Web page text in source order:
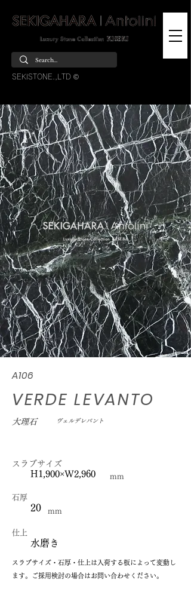
SEKISTONE.,LTD ©
A106
VERDE LEVANTO
大理石 ヴェルデレバント
スラブサイズ
H1,900×W2,960 mm
石厚
20 mm
仕上
水磨き
​スラブサイズ・石厚・仕上は入荷する板によって変動し
ます。ご採用検討の場合はお問い合わせください。